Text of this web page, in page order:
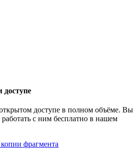
доступе
доступе в полном объёме. Вы
с ним бесплатно в нашем
копии фрагмента